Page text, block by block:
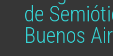
de
Buenos